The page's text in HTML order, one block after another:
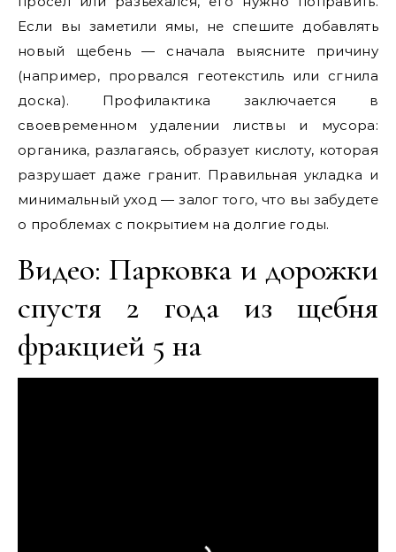
Если вы заметили ямы, не спешите добавлять
новый щебень — сначала выясните причину
(например, прорвался геотекстиль или сгнила
доска). Профилактика заключается в
своевременном удалении листвы и мусора:
органика, разлагаясь, образует кислоту, которая
разрушает даже гранит. Правильная укладка и
минимальный уход — залог того, что вы забудете
о проблемах с покрытием на долгие годы.
Видео: Парковка и дорожки
спустя 2 года из щебня
фракцией 5 на